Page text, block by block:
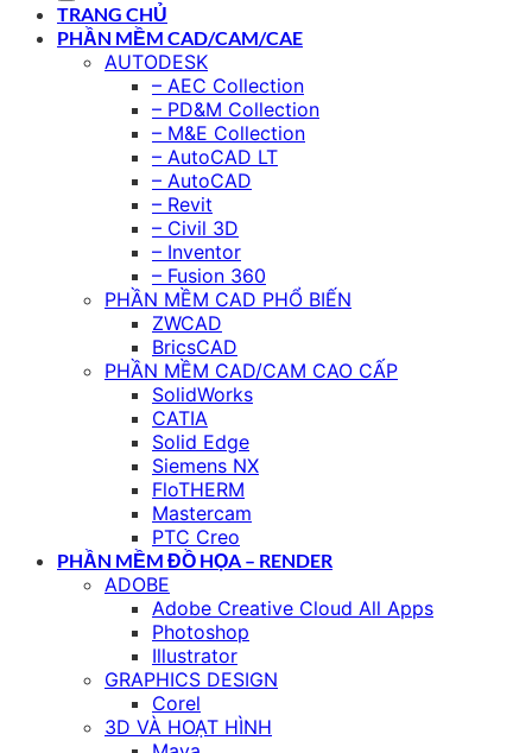
TRANG CHỦ
PHẦN MỀM CAD/CAM/CAE
AUTODESK
– AEC Collection
– PD&M Collection
– M&E Collection
– AutoCAD LT
– AutoCAD
– Revit
– Civil 3D
– Inventor
– Fusion 360
PHẦN MỀM CAD PHỔ BIẾN
ZWCAD
BricsCAD
PHẦN MỀM CAD/CAM CAO CẤP
SolidWorks
CATIA
Solid Edge
Siemens NX
FloTHERM
Mastercam
PTC Creo
PHẦN MỀM ĐỒ HỌA – RENDER
ADOBE
Adobe Creative Cloud All Apps
Photoshop
Illustrator
GRAPHICS DESIGN
Corel
3D VÀ HOẠT HÌNH